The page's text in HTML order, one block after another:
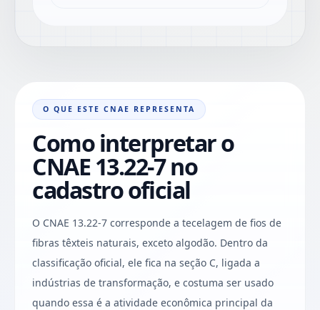
O QUE ESTE CNAE REPRESENTA
Como interpretar o
CNAE 13.22-7 no
cadastro oficial
O CNAE 13.22-7 corresponde a tecelagem de fios de
fibras têxteis naturais, exceto algodão. Dentro da
classificação oficial, ele fica na seção C, ligada a
indústrias de transformação, e costuma ser usado
quando essa é a atividade econômica principal da